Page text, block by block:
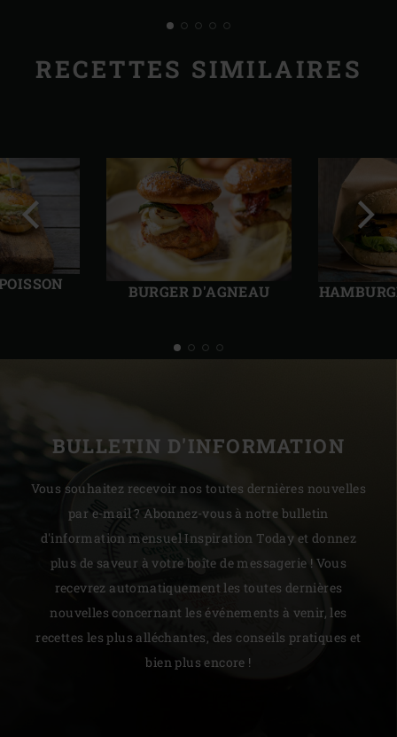
RECETTES SIMILAIRES
BURGER D'AGNEAU
Diapo
précédente
BULLETIN D'INFORMATION
Vous souhaitez recevoir nos toutes dernières nouvelles
par e-mail ? Abonnez-vous à notre bulletin
d'information mensuel Inspiration Today et donnez
plus de saveur à votre boîte de messagerie ! Vous
recevrez automatiquement les toutes dernières
nouvelles concernant les événements à venir, les
recettes les plus alléchantes, des conseils pratiques et
bien plus encore !